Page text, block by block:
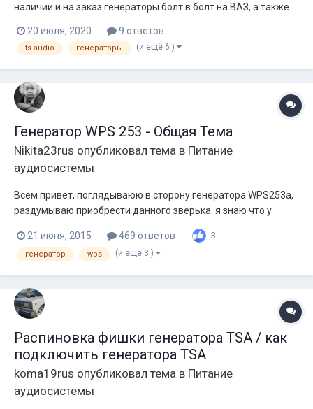
наличии и на заказ генераторы болт в болт на ВАЗ, а также
регуляторы напряжения VOLT-1, VOLT-2, VOLT-3, VOLT-4 и
VOLT-5, которые подходят на большинство генераторов
повышенной мощности такие к...
20 июля, 2020 9 ответов
ts audio генераторы (и ещё 6 )
Генератор WPS 253 - Общая Тема
Nikita23rus опубликовал тема в Питание
аудиосистемы
Всем привет, поглядываюю в сторону генератора WPS253a,
раздумываю приобрести данного зверька. я знаю что у
многих бассклубовцев он стоит или стоял. Интересует
выдаваемый ток, может кто провести тест,и заснять на
видео или фото ? Я считаю, что тема многим будет
21 июня, 2015 469 ответов 3
генератор wps (и ещё 3 )
Распиновка фишки генератора TSA / как
подключить генератора TSA
koma19rus опубликовал тема в Питание
аудиосистемы